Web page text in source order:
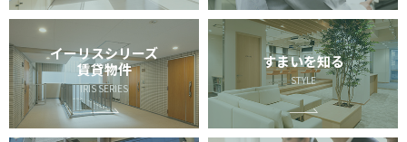
イーリスシリーズ
賃貸物件
IRIS SERIES
すまいを知る
STYLE